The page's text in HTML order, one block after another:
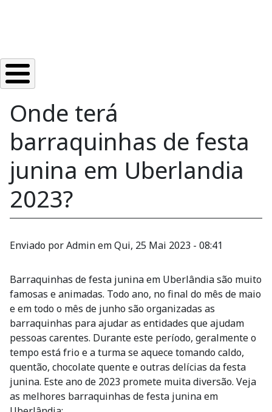
Onde terá
barraquinhas de festa
junina em Uberlandia
2023?
Enviado porAdminemQui, 25 Mai 2023 - 08:41
Barraquinhas de festa junina em Uberlândia são muito
famosas e animadas. Todo ano, no final do mês de maio
e em todo o mês de junho são organizadas as
barraquinhas para ajudar as entidades que ajudam
pessoas carentes. Durante este período, geralmente o
tempo está frio e a turma se aquece tomando caldo,
quentão, chocolate quente e outras delícias da festa
junina. Este ano de 2023 promete muita diversão. Veja
as melhores barraquinhas de festa junina em